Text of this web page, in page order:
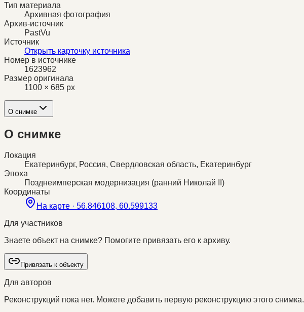
Тип материала
Архивная фотография
Архив-источник
PastVu
Источник
Открыть карточку источника
Номер в источнике
1623962
Размер оригинала
1100 × 685 px
О снимке
О снимке
Локация
Екатеринбург, Россия, Свердловская область, Екатеринбург
Эпоха
Позднеимперская модернизация (ранний Николай II)
Координаты
На карте · 56.846108, 60.599133
Для участников
Знаете объект на снимке? Помогите привязать его к архиву.
Привязать к объекту
Для авторов
Реконструкций пока нет. Можете добавить первую реконструкцию этого снимка.